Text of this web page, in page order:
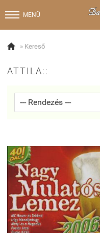
MENÜ
 » Kereső
ATTILA::